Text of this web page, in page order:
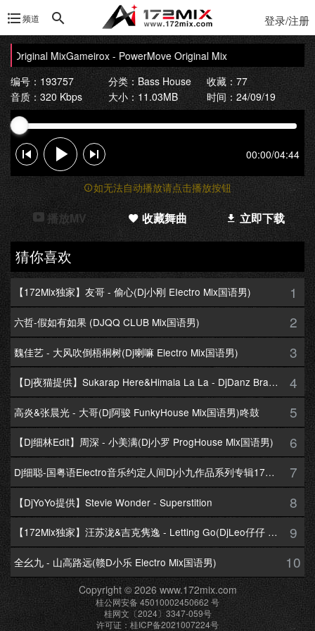
频道 登录/注册
Original MixGameirox - PowerMove Original Mix
编号：193757
分类：Bass House
收藏：77
音质：320 Kbps
大小：11.03MB 时间：24/09/19
00:00/04:44
如无法自动播放请点击播放按钮
播放MV 收藏舞曲 立即下载
猜你喜欢
【172Mix独家】友哥 - 偷心(Dj小刚 EIectro Mix国语男) 1
六哲-假如有如果 (DJQQ CLUB Mix国语男) 2
魏佳艺 - 大风吹倒梧桐树(Dj喇嘛 Electro Mix国语男) 3
【Dj夜猫提供】Sukarap Here&Himala La La - DjDanz Braekbeat Mix 4
高炎&张晨光 - 大哥(Dj阿骏 FunkyHouse Mix国语男)咚鼓 5
【Dj细林Edit】周深 - 小美满(Dj小罗 ProgHouse Mix国语男) 6
Dj细聪-国粤语Electro音乐约定人间Dj小九作品系列专辑172Mix串烧 7
【DjYoYo提供】Stevie Wonder - Superstition 8
【172Mix独家】汪苏泷&吉克隽逸 - Letting Go(DjLeo仔仔 Electro Mix国语合唱) 9
全幺九 - 山高路远(赣D小乐 Electro Mix国语男) 10
Copyright © 2026 www.172mix.com
桂公网安备 45010002450662 号
桂网文〔2024〕3347-059号
许可证：桂ICP备2021007224号